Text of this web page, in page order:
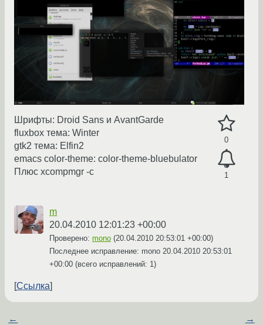
0
1
Шрифты: Droid Sans и AvantGarde
fluxbox тема: Winter
gtk2 тема: Elfin2
emacs color-theme: color-theme-bluebulator
Плюс xcompmgr -c
m
20.04.2010 12:01:23 +00:00
Проверено: mono (20.04.2010 20:53:01 +00:00)
Последнее исправление: mono 20.04.2010 20:53:01
+00:00 (всего исправлений: 1)
Ссылка
← →